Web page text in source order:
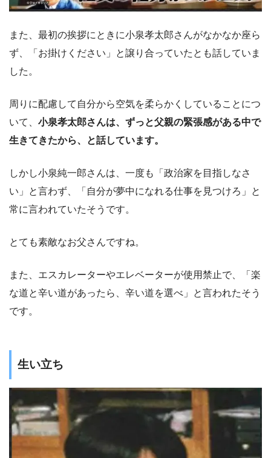
また、最初の挨拶にときに小泉孝太郎さんがなかなか座ら
ず、「お掛けください」と譲り合っていたとも話していま
した。
周りに配慮して自分から空気を柔らかくしていることにつ
いて、 小泉孝太郎さんは、ずっと父親の緊張感がある中で
生きてきたから、と話しています。
しかし小泉純一郎さんは、一度も「政治家を目指しなさ
い」と言わず、「自分が夢中になれる仕事を見つけろ」と
常に言われていたそうです。
とても素敵なお父さんですね。
また、エスカレーターやエレベーターが使用禁止で、「楽
な道と辛い道があったら、辛い道を選べ」と言われたそう
です。
生い立ち